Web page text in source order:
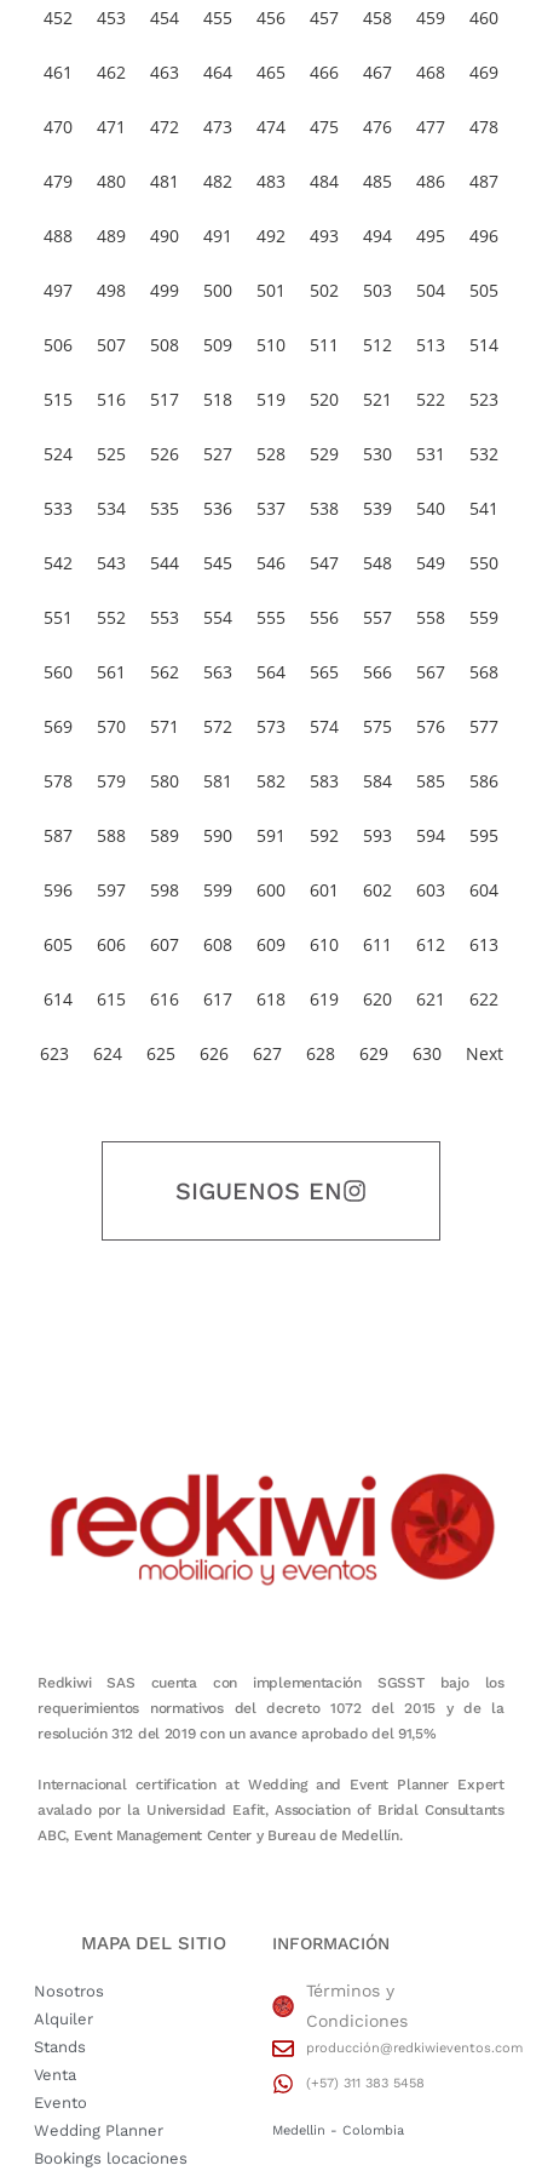
452 453 454 455 456 457 458 459 460
461 462 463 464 465 466 467 468 469
470 471 472 473 474 475 476 477 478
479 480 481 482 483 484 485 486 487
488 489 490 491 492 493 494 495 496
497 498 499 500 501 502 503 504 505
506 507 508 509 510 511 512 513 514
515 516 517 518 519 520 521 522 523
524 525 526 527 528 529 530 531 532
533 534 535 536 537 538 539 540 541
542 543 544 545 546 547 548 549 550
551 552 553 554 555 556 557 558 559
560 561 562 563 564 565 566 567 568
569 570 571 572 573 574 575 576 577
578 579 580 581 582 583 584 585 586
587 588 589 590 591 592 593 594 595
596 597 598 599 600 601 602 603 604
605 606 607 608 609 610 611 612 613
614 615 616 617 618 619 620 621 622
623 624 625 626 627 628 629 630 Next
SIGUENOS EN
Redkiwi SAS cuenta con implementación SGSST bajo los
requerimientos normativos del decreto 1072 del 2015 y de la
resolución 312 del 2019 con un avance aprobado del 91,5%
Internacional certification at Wedding and Event Planner Expert
avalado por la Universidad Eafit, Association of Bridal Consultants
ABC, Event Management Center y Bureau de Medellín.
MAPA DEL SITIO
Nosotros
Alquiler
Stands
Venta
Evento
Wedding Planner
Bookings locaciones
INFORMACIÓN
Términos y
Condiciones
producción@redkiwieventos.com
(+57) 311 383 5458
Medellin - Colombia